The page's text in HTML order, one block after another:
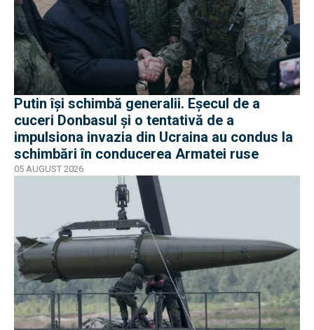
Putin își schimbă generalii. Eșecul de a
cuceri Donbasul și o tentativă de a
impulsiona invazia din Ucraina au condus la
schimbări în conducerea Armatei ruse
05 AUGUST 2026